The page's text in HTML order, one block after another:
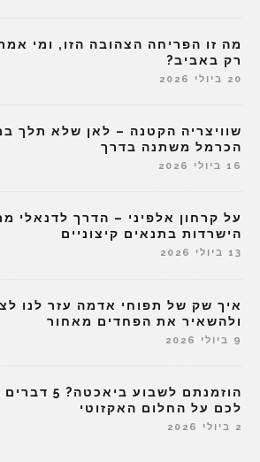
מה זו הפריחה הצהובה הזו, ומי
רק באביב?
20 ביולי 2026
שוויצריה הקטנה – לאן שלא תלך
הכרמל משתנה בדרך
16 ביולי 2026
על קרחון אלפיני – הדרך לדנאלי
הישרדות בתנאים קיצוניים
13 ביולי 2026
איך שק של תפוחי אדמה עזר לנו
ולהשאיר את הפחדים מאחור
9 ביולי 2026
הוזמנתם
לכם על החלום האקזוטי
2 ביולי 2026